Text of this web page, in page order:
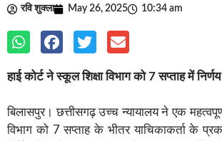
रवि शुक्ला May 26, 2025 10:34 am
हाई कोर्ट ने स्कूल शिक्षा विभाग को 7 सप्ताह में
बिलासपुर। छत्तीसगढ़ उच्च न्यायालय ने एक
विभाग को 7 सप्ताह के भीतर याचिकाकर्ता के